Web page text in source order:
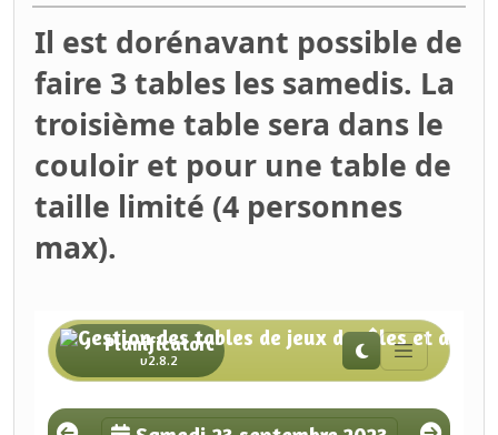
Il est dorénavant possible de
faire 3 tables les samedis. La
troisième table sera dans le
couloir et pour une table de
taille limité (4 personnes
max).